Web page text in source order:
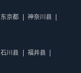
东京都
神奈川县
石川县 福井县